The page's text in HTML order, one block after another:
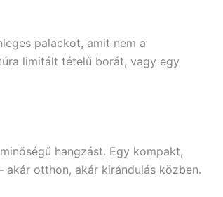
palackot, amit nem a
limitált tételű borát, vagy egy
hangzást. Egy kompakt,
otthon, akár kirándulás közben.